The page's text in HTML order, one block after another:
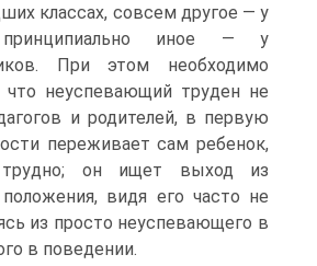
классах, совсем другое — у
принципиально иное — у
При этом необходимо
неуспевающий труден не
и родителей, в первую
переживает сам ребенок,
он ищет выход из
видя его часто не
из просто неуспевающего в
в поведении.